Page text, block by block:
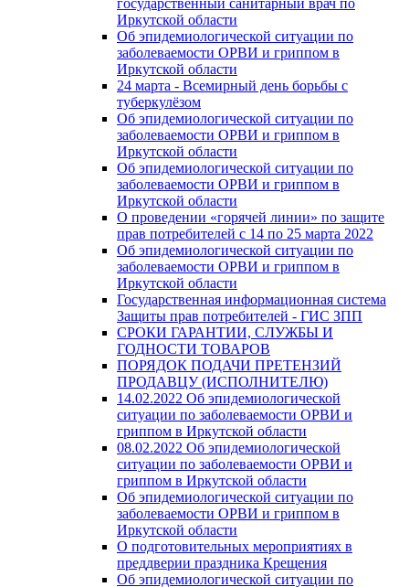
Иркутской области
Об эпидемиологической ситуации по
заболеваемости ОРВИ и гриппом в
Иркутской области
24 марта - Всемирный день борьбы с
туберкулёзом
Об эпидемиологической ситуации по
заболеваемости ОРВИ и гриппом в
Иркутской области
Об эпидемиологической ситуации по
заболеваемости ОРВИ и гриппом в
Иркутской области
О проведении «горячей линии» по защите
прав потребителей c 14 по 25 марта 2022
Об эпидемиологической ситуации по
заболеваемости ОРВИ и гриппом в
Иркутской области
Государственная информационная система
Защиты прав потребителей - ГИС ЗПП
СРОКИ ГАРАНТИИ, СЛУЖБЫ И
ГОДНОСТИ ТОВАРОВ
ПОРЯДОК ПОДАЧИ ПРЕТЕНЗИЙ
ПРОДАВЦУ (ИСПОЛНИТЕЛЮ)
14.02.2022 Об эпидемиологической
ситуации по заболеваемости ОРВИ и
гриппом в Иркутской области
08.02.2022 Об эпидемиологической
ситуации по заболеваемости ОРВИ и
гриппом в Иркутской области
Об эпидемиологической ситуации по
заболеваемости ОРВИ и гриппом в
Иркутской области
О подготовительных мероприятиях в
преддверии праздника Крещения
Об эпидемиологической ситуации по